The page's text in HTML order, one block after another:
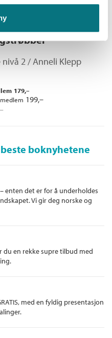
nivå 2 - Leona i
nivå 2 /Anneli Klepp
179,–
199,–
boknyhetene
enten det er for å underholdes
Vi gir deg norske og
du en rekke supre tilbud med
med en fyldig presentasjon